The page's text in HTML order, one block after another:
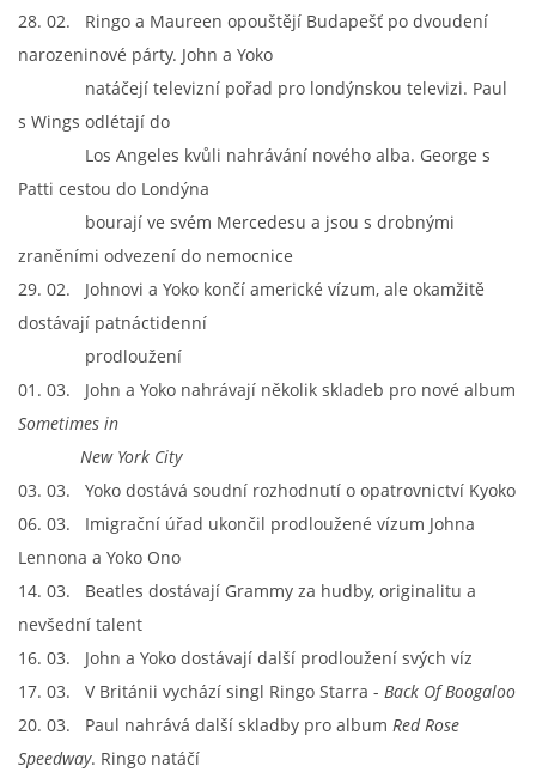
28. 02. Ringo a Maureen opouštějí Budapešť po dvoudení
narozeninové párty. John a Yoko
natáčejí televizní pořad pro londýnskou televizi. Paul
s Wings odlétají do
Los Angeles kvůli nahrávání nového alba. George s
Patti cestou do Londýna
bourají ve svém Mercedesu a jsou s drobnými
zraněními odvezení do nemocnice
29. 02. Johnovi a Yoko končí americké vízum, ale okamžitě
dostávají patnáctidenní
prodloužení
01. 03. John a Yoko nahrávají několik skladeb pro nové album
Sometimes in
New York City
03. 03. Yoko dostává soudní rozhodnutí o opatrovnictví Kyoko
06. 03. Imigrační úřad ukončil prodloužené vízum Johna
Lennona a Yoko Ono
14. 03. Beatles dostávají Grammy za hudby, originalitu a
nevšední talent
16. 03. John a Yoko dostávají další prodloužení svých víz
17. 03. V Británii vychází singl Ringo Starra - Back Of Boogaloo
20. 03. Paul nahrává další skladby pro album Red Rose
Speedway. Ringo natáčí